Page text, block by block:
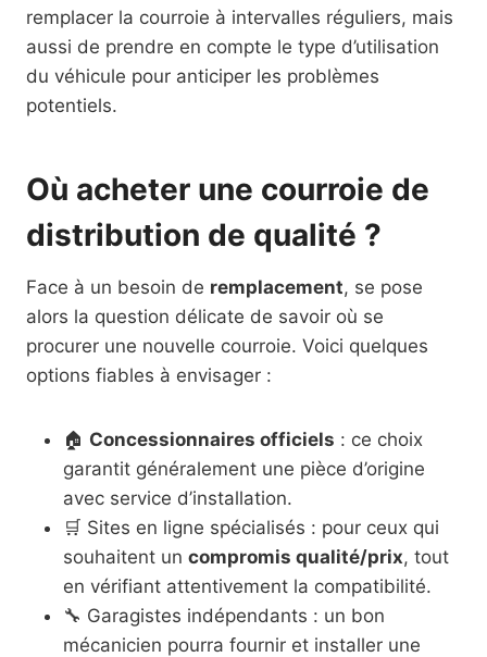
remplacer la courroie à intervalles réguliers, mais
aussi de prendre en compte le type d’utilisation
du véhicule pour anticiper les problèmes
potentiels.
Où acheter une courroie de
distribution de qualité ?
Face à un besoin de remplacement, se pose
alors la question délicate de savoir où se
procurer une nouvelle courroie. Voici quelques
options fiables à envisager :
🏠 Concessionnaires officiels : ce choix
garantit généralement une pièce d’origine
avec service d’installation.
🛒 Sites en ligne spécialisés : pour ceux qui
souhaitent un compromis qualité/prix, tout
en vérifiant attentivement la compatibilité.
🔧 Garagistes indépendants : un bon
mécanicien pourra fournir et installer une